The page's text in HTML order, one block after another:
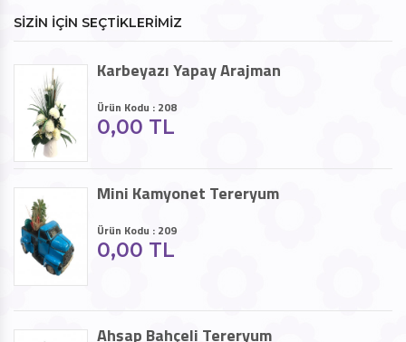
SİZİN İÇİN SEÇTİKLERİMİZ
Karbeyazı Yapay Arajman
Ürün Kodu : 208
0,00 TL
Mini Kamyonet Tereryum
Ürün Kodu : 209
0,00 TL
Ahşap Bahçeli Tereryum